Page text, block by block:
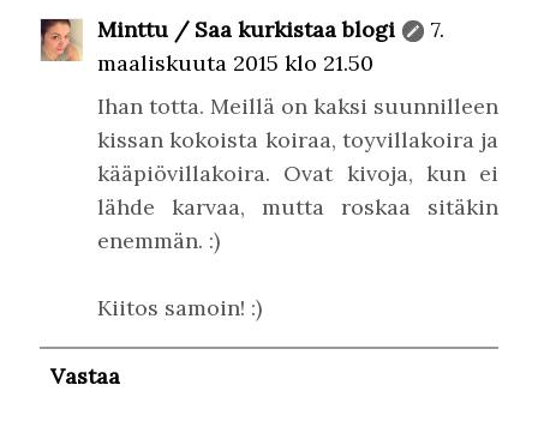
Minttu / Saa kurkistaa blogi
7.
maaliskuuta 2015 klo 21.50
Ihan totta. Meillä on kaksi suunnilleen
kissan kokoista koiraa, toyvillakoira ja
kääpiövillakoira. Ovat kivoja, kun ei
lähde karvaa, mutta roskaa sitäkin
enemmän. :)
Kiitos samoin! :)
Vastaa